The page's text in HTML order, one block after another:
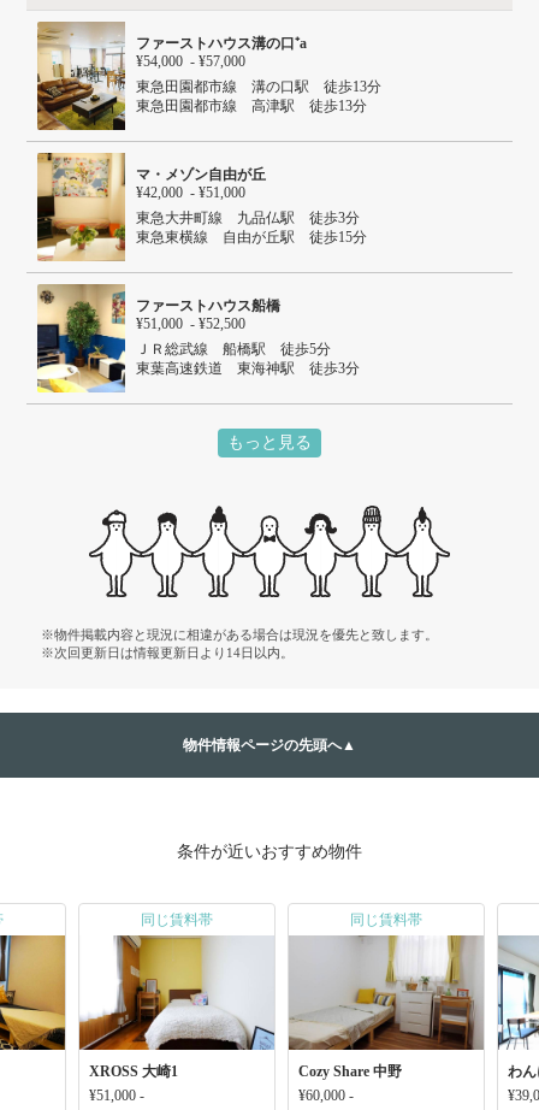
ファーストハウス溝の口⁺a
¥54,000 - ¥57,000
東急田園都市線 溝の口駅 徒歩13分
東急田園都市線 高津駅 徒歩13分
マ・メゾン自由が丘
¥42,000 - ¥51,000
東急大井町線 九品仏駅 徒歩3分
東急東横線 自由が丘駅 徒歩15分
ファーストハウス船橋
¥51,000 - ¥52,500
ＪＲ総武線 船橋駅 徒歩5分
東葉高速鉄道 東海神駅 徒歩3分
もっと見る
※物件掲載内容と現況に相違がある場合は現況を優先と致します。
※次回更新日は情報更新日より14日以内。
物件情報ページの先頭へ▲
条件が近いおすすめ物件
同じ賃料帯
XROSS 大崎1
¥51,000 -
同じ賃料帯
Cozy Share 中野
¥60,000 -
わ